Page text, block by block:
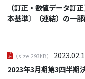
（訂正・数値データ訂
本基準〕（連結）の一
2023年3月期第3四半期
（size:293KB）